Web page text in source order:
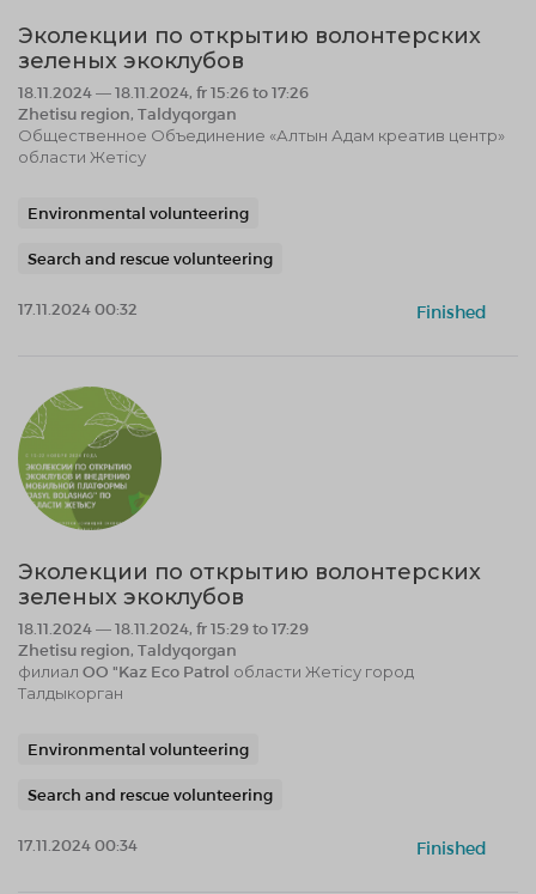
Эколекции по открытию волонтерских
зеленых экоклубов
18.11.2024 — 18.11.2024, fr 15:26 to 17:26
Zhetisu region, Taldyqorgan
Общественное Объединение «Алтын Адам креатив центр»
области Жетісу
Environmental volunteering
Search and rescue volunteering
17.11.2024 00:32 Finished
Эколекции по открытию волонтерских
зеленых экоклубов
18.11.2024 — 18.11.2024, fr 15:29 to 17:29
Zhetisu region, Taldyqorgan
филиал OO "Kaz Eco Patrol области Жетісу город
Талдыкорган
Environmental volunteering
Search and rescue volunteering
17.11.2024 00:34 Finished